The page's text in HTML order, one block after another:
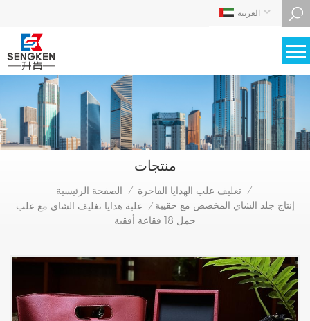
العربية
منتجات
الصفحة الرئيسية / تغليف علب الهدايا الفاخرة /
علبة هدايا تغليف الشاي مع علب / إنتاج جلد الشاي المخصص مع حقيبة
حمل 18 فقاعة أفقية